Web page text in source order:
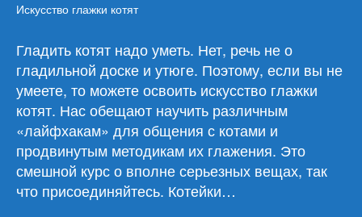
Искусство глажки котят
Гладить котят надо уметь. Нет, речь не о
гладильной доске и утюге. Поэтому, если вы не
умеете, то можете освоить искусство глажки
котят. Нас обещают научить различным
«лайфхакам» для общения с котами и
продвинутым методикам их глажения. Это
смешной курс о вполне серьезных вещах, так
что присоединяйтесь. Котейки…